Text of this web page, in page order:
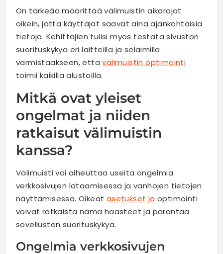
On tärkeää määrittää välimuistin aikarajat
oikein, jotta käyttäjät saavat aina ajankohtaisia
tietoja. Kehittäjien tulisi myös testata sivuston
suorituskykyä eri laitteilla ja selaimilla
varmistaakseen, ettävälimuistin optimointi
toimii kaikilla alustoilla.
Mitkä ovat yleiset
ongelmat ja niiden
ratkaisut välimuistin
kanssa?
Välimuisti voi aiheuttaa useita ongelmia
verkkosivujen lataamisessa ja vanhojen tietojen
näyttämisessä. Oikeat asetukset ja optimointi
voivat ratkaista nämä haasteet ja parantaa
sovellusten suorituskykyä.
Ongelmia verkkosivujen